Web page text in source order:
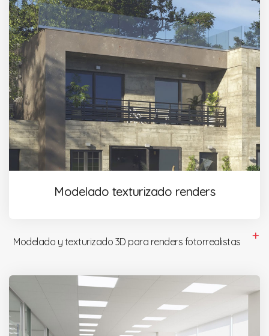
Modelado texturizado renders
Modelado y texturizado 3D para renders fotorrealistas